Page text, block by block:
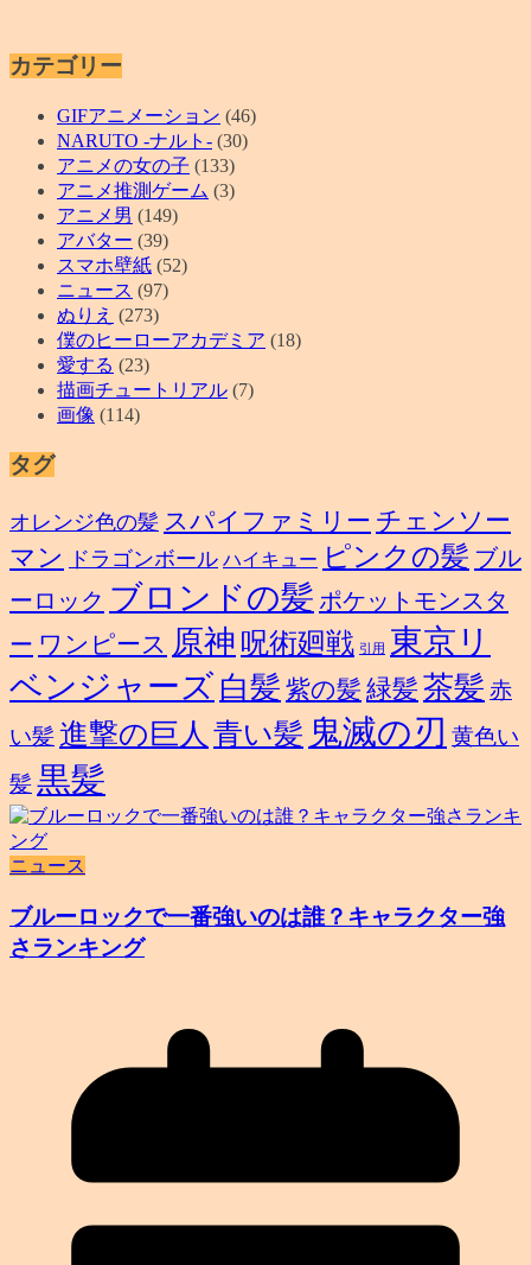
カテゴリー
GIFアニメーション (46)
NARUTO -ナルト- (30)
アニメの女の子 (133)
アニメ推測ゲーム (3)
アニメ男 (149)
アバター (39)
スマホ壁紙 (52)
ニュース (97)
ぬりえ (273)
僕のヒーローアカデミア (18)
愛する (23)
描画チュートリアル (7)
画像 (114)
タグ
オレンジ色の髪 スパイファミリー チェンソー
マン
ドラゴンボール ハイキュー ピンクの髪 ブル
ーロック ブロンドの髪 ポケットモンスタ
ー ワンピース 原神 呪術廻戦 引用
東京リ
ベンジャーズ 白髪 紫の髪 緑髪 茶髪 赤
い髪進撃の巨人 青い髪 鬼滅の刃 黄色い
髪黒髪
ニュース
ブルーロックで一番強いのは誰？キャラクター強
さランキング